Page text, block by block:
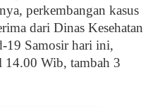
perkembangan kasus
dari Dinas Kesehatan
19 Samosir hari ini,
Wib, tambah 3